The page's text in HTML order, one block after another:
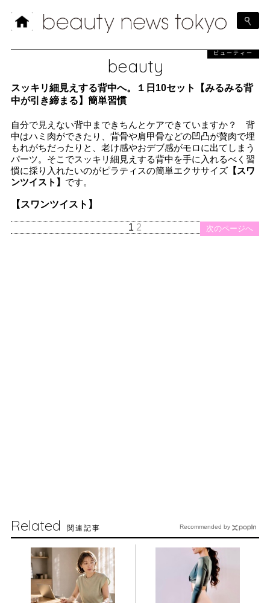
beauty
ビューティー
スッキリ細見えする背中へ。１日10セット【みるみる背
中が引き締まる】簡単習慣
自分で見えない背中まできちんとケアできていますか？ 背
中はハミ肉ができたり、背骨や肩甲骨などの凹凸が贅肉で埋
もれがちだったりと、老け感やおデブ感がモロに出てしまう
パーツ。そこでスッキリ細見えする背中を手に入れるべく習
慣に採り入れたいのがピラティスの簡単エクササイズ 【スワ
ンツイスト】 です。
【スワンツイスト】
次のページへ
1 2
Related 関連記事 Recommended by